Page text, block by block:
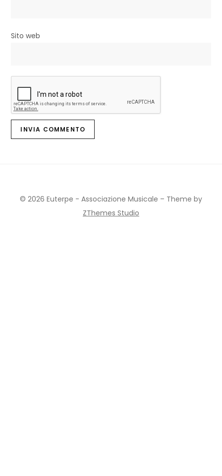
Sito web
© 2026 Euterpe - Associazione Musicale – Theme by
ZThemes Studio